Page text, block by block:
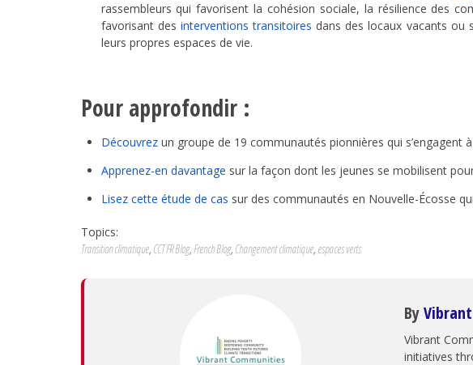
rassembleurs qui favorisent la cohésion sociale, la résilience des
favorisant des interventions transitoires dans des locaux vacants
leurs propres espaces de vie.
Pour approfondir :
Découvrezun groupe de 19 communautés pionnières qui s’engagent
Apprenez-en davantage sur la façon dont les jeunes se mobilisent
Lisez cette étude de cas sur des communautés en Nouvelle-Écosse
Topics:
Transition climatique, CCT FR Blog,French Blog, Changement climatique, espaces verts
By
Vibrant
initiatives